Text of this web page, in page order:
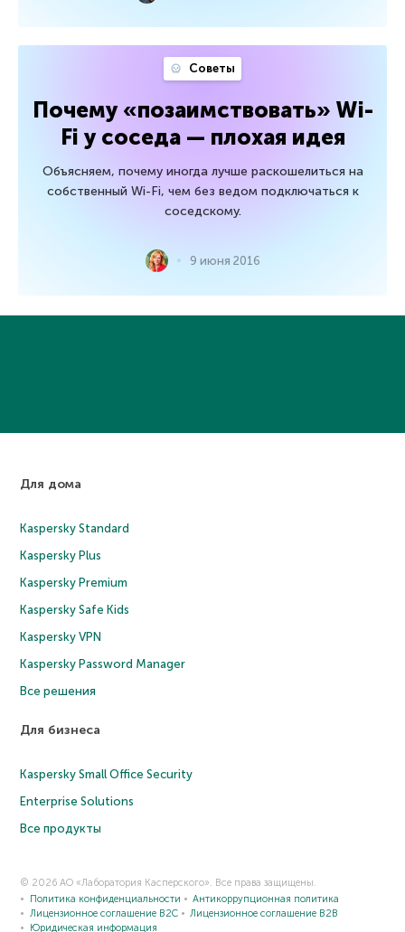
Советы
Почему «позаимствовать» Wi-
Fi у соседа — плохая идея
Объясняем, почему иногда лучше раскошелиться на
собственный Wi-Fi, чем без ведом подключаться к
соседскому.
9 июня 2016
Для дома
Kaspersky Standard
Kaspersky Plus
Kaspersky Premium
Kaspersky Safe Kids
Kaspersky VPN
Kaspersky Password Manager
Все решения
Для бизнеса
Kaspersky Small Office Security
Enterprise Solutions
Все продукты
© 2026 АО «Лаборатория Касперского». Все права защищены.
Политика конфиденциальности
Антикоррупционная политика
Лицензионное соглашение B2C
Лицензионное соглашение B2B
Юридическая информация